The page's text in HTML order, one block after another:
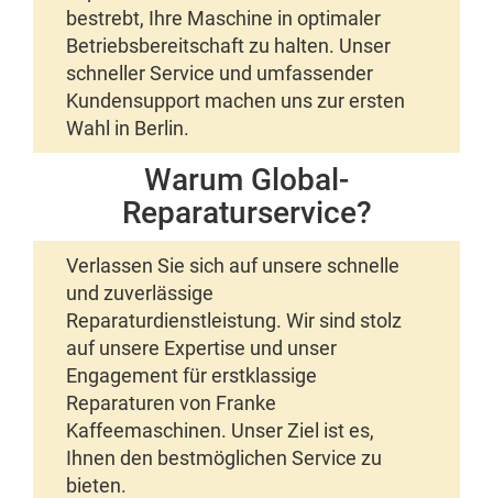
bestrebt, Ihre Maschine in optimaler
Betriebsbereitschaft zu halten. Unser
schneller Service und umfassender
Kundensupport machen uns zur ersten
Wahl in Berlin.
Warum Global-
Reparaturservice?
Verlassen Sie sich auf unsere schnelle
und zuverlässige
Reparaturdienstleistung. Wir sind stolz
auf unsere Expertise und unser
Engagement für erstklassige
Reparaturen von Franke
Kaffeemaschinen. Unser Ziel ist es,
Ihnen den bestmöglichen Service zu
bieten.